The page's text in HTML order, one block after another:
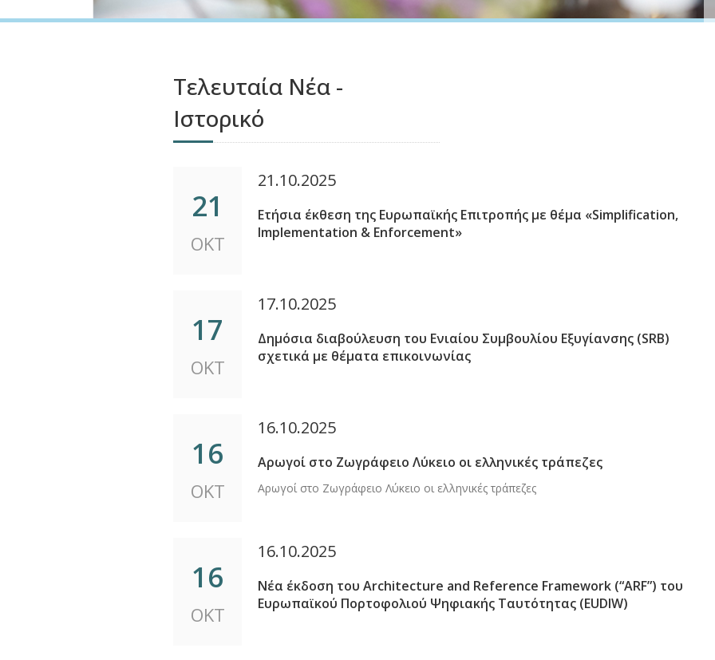
Τελευταία Νέα -
Ιστορικό
21
ΟΚΤ
21.10.2025
Ετήσια έκθεση της Ευρωπαϊκής Επιτροπής με θέμα «Simplification,
Implementation & Enforcement»
17
ΟΚΤ
17.10.2025
Δημόσια διαβούλευση του Ενιαίου Συμβουλίου Εξυγίανσης (SRB)
σχετικά με θέματα επικοινωνίας
16
ΟΚΤ
16.10.2025
Αρωγοί στο Ζωγράφειο Λύκειο οι ελληνικές τράπεζες
Αρωγοί στο Ζωγράφειο Λύκειο οι ελληνικές τράπεζες
16
ΟΚΤ
16.10.2025
Νέα έκδοση του Architecture and Reference Framework (“ARF”) του
Ευρωπαϊκού Πορτοφολιού Ψηφιακής Ταυτότητας (EUDIW)